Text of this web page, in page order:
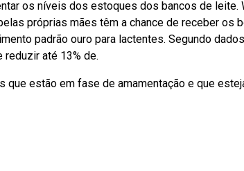
os níveis dos estoques dos bancos de
próprias mães têm a chance de receber os
padrão ouro para lactentes. Segundo
reduzir até 13% de.
que estão em fase de amamentação e que